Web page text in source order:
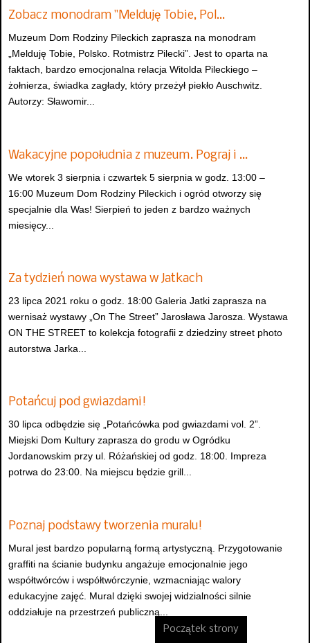
Zobacz monodram "Melduję Tobie, Pol…
Muzeum Dom Rodziny Pileckich zaprasza na monodram
„Melduję Tobie, Polsko. Rotmistrz Pilecki”. Jest to oparta na
faktach, bardzo emocjonalna relacja Witolda Pileckiego –
żołnierza, świadka zagłady, który przeżył piekło Auschwitz.
Autorzy: Sławomir...
Wakacyjne popołudnia z muzeum. Pograj i …
We wtorek 3 sierpnia i czwartek 5 sierpnia w godz. 13:00 –
16:00 Muzeum Dom Rodziny Pileckich i ogród otworzy się
specjalnie dla Was! Sierpień to jeden z bardzo ważnych
miesięcy...
Za tydzień nowa wystawa w Jatkach
23 lipca 2021 roku o godz. 18:00 Galeria Jatki zaprasza na
wernisaż wystawy „On The Street” Jarosława Jarosza. Wystawa
ON THE STREET to kolekcja fotografii z dziedziny street photo
autorstwa Jarka...
Potańcuj pod gwiazdami!
30 lipca odbędzie się „Potańcówka pod gwiazdami vol. 2”.
Miejski Dom Kultury zaprasza do grodu w Ogródku
Jordanowskim przy ul. Różańskiej od godz. 18:00. Impreza
potrwa do 23:00. Na miejscu będzie grill...
Poznaj podstawy tworzenia muralu!
Mural jest bardzo popularną formą artystyczną. Przygotowanie
graffiti na ścianie budynku angażuje emocjonalnie jego
współtwórców i współtwórczynie, wzmacniając walory
edukacyjne zajęć. Mural dzięki swojej widzialności silnie
oddziałuje na przestrzeń publiczną...
Początek strony